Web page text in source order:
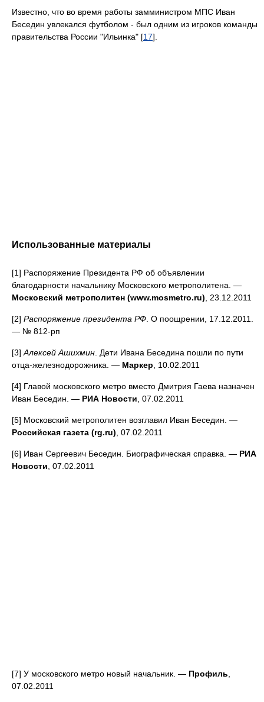
Известно, что во время работы замминистром МПС Иван
Беседин увлекался футболом - был одним из игроков команды
правительства России "Ильинка" [17].
Использованные материалы
[1] Распоряжение Президента РФ об объявлении
благодарности начальнику Московского метрополитена. —
Московский метрополитен (www.mosmetro.ru) , 23.12.2011
[2] Распоряжение президента РФ . О поощрении, 17.12.2011.
— № 812-рп
[3] Алексей Ашихмин . Дети Ивана Беседина пошли по пути
отца-железнодорожника. — Маркер , 10.02.2011
[4] Главой московского метро вместо Дмитрия Гаева назначен
Иван Беседин. — РИА Новости , 07.02.2011
[5] Московский метрополитен возглавил Иван Беседин. —
Российская газета (rg.ru) , 07.02.2011
[6] Иван Сергеевич Беседин. Биографическая справка. — РИА
Новости , 07.02.2011
[7] У московского метро новый начальник. — Профиль
07.02.2011